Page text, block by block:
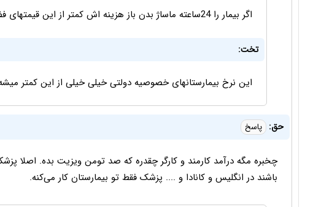
اگر بیمار را 24ساعته ماساژ بدن باز هزینه اش کمتر از این قیمتهای فضاییست....
تخت:
این نرخ بیمارستانهای خصوصیه دولتی خیلی خیلی از این کمتر
حق: پاسخ
چخبره مگه درآمد کارمند و کارگر چقدره که صد تومن ویزیت بده. اصلا
باشند در انگلیس و کانادا و .... پزشک فقط تو بیمارستان کار می‌کنه.